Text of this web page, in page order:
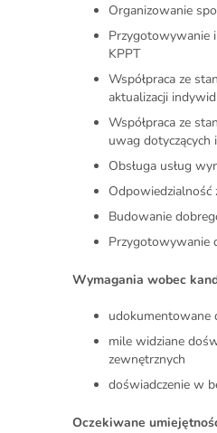
Organizowanie
Przygotowywanie
KPPT
Współpraca ze
aktualizacji
Współpraca ze
uwag
Obsługa usług
Odpowiedzialność
Budowanie
Przygotowywanie
Wymagania wobec
udokumentowane
mile widziane
zewnętrznych
doświadczenie w
Oczekiwane